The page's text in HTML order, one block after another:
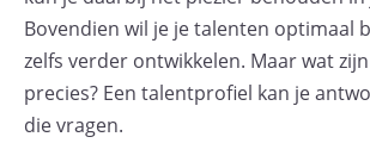
Bovendien wil je je talenten optimaal
zelfs verder ontwikkelen. Maar wat
precies? Een talentprofiel kan je
die vragen.